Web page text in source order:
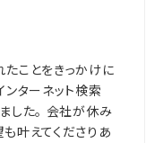
ことをきっかけに
ターネット検索
した。 会社が休み
叶えてくださりあ